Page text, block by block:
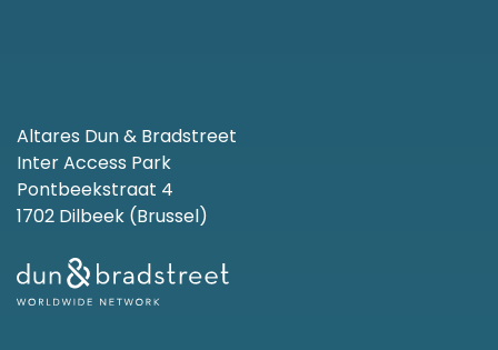
Altares Dun & Bradstreet
Inter Access Park
Pontbeekstraat 4
1702 Dilbeek (Brussel)